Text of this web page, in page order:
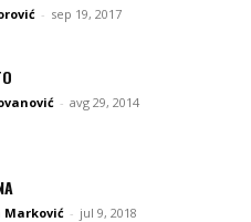
- sep 19, 2017
- avg 29, 2014
Marković - jul 9, 2018